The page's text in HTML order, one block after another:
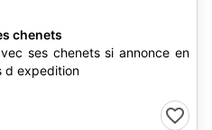
chenets
ses chenets si annonce en
d expedition